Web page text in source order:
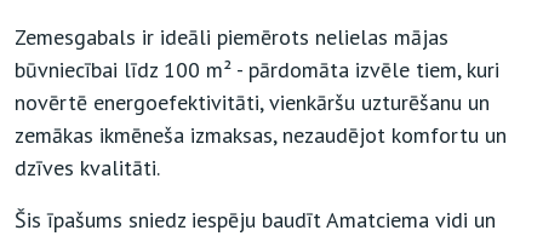
Zemesgabals ir ideāli piemērots nelielas mājas
būvniecībai līdz 100 m² - pārdomāta izvēle tiem, kuri
novērtē energoefektivitāti, vienkāršu uzturēšanu un
zemākas ikmēneša izmaksas, nezaudējot komfortu un
dzīves kvalitāti.
Šis īpašums sniedz iespēju baudīt Amatciema vidi un